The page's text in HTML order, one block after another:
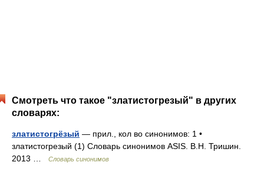
Смотреть что такое "златистогрезый" в других
словарях:
златистогрёзый — прил., кол во синонимов: 1 •
златистогрезый (1) Словарь синонимов ASIS. В.Н. Тришин.
2013 …
Словарь синонимов